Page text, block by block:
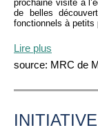
prochaine visite à
de belles
fonctionnels à petits
Lire plus
source: MRC de